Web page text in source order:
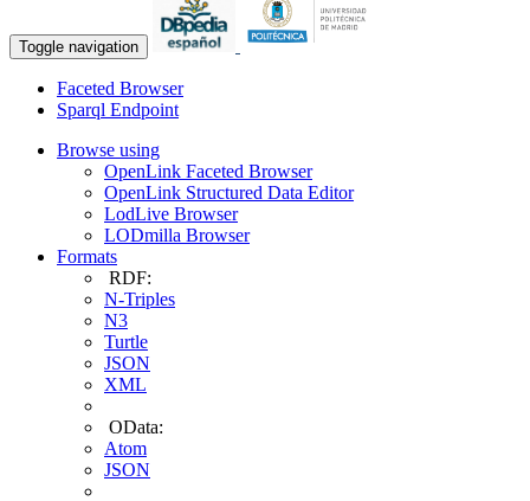
Toggle navigation
Faceted Browser
Sparql Endpoint
Browse using
OpenLink Faceted Browser
OpenLink Structured Data Editor
LodLive Browser
LODmilla Browser
Formats
RDF:
N-Triples
N3
Turtle
JSON
XML
OData:
Atom
JSON